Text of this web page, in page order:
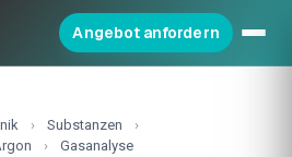
Angebot anfordern
› Substanzen
›
› Gasanalyse